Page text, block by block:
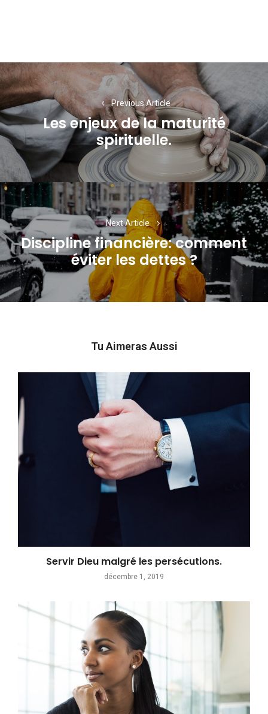
Navigation
de
l’article
Previous Article
Previous
post:
Les enjeux de la maturité
spirituelle.
Next Article
Next
post:
Discipline financière: comment
éviter les dettes ?
Tu Aimeras Aussi
Servir Dieu malgré les persécutions.
décembre 1, 2019